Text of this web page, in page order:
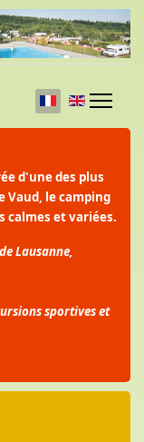
Sélectionnez
d'une des plus
Vaud, le camping
calmes et variées.
Lausanne,
sportives et